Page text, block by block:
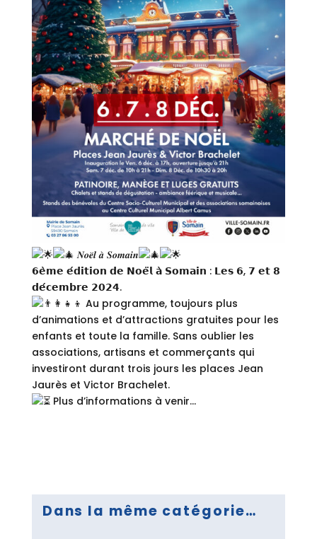
𝑵𝒐𝒆̈𝒍 𝒂̀ 𝑺𝒐𝒎𝒂𝒊𝒏
𝟲𝗲̀𝗺𝗲 𝗲́𝗱𝗶𝘁𝗶𝗼𝗻 𝗱𝗲 𝗡𝗼𝗲̈𝗹 𝗮̀ 𝗦𝗼𝗺𝗮𝗶𝗻 : 𝗟𝗲𝘀 𝟲, 𝟳 𝗲𝘁 𝟴
𝗱𝗲́𝗰𝗲𝗺𝗯𝗿𝗲 𝟮𝟬𝟮𝟰.
Au programme, toujours plus
d’animations et d’attractions gratuites pour les
enfants et toute la famille. Sans oublier les
associations, artisans et commerçants qui
investiront durant trois jours les places Jean
Jaurès et Victor Brachelet.
Plus d’informations à venir…
Dans la même catégorie…